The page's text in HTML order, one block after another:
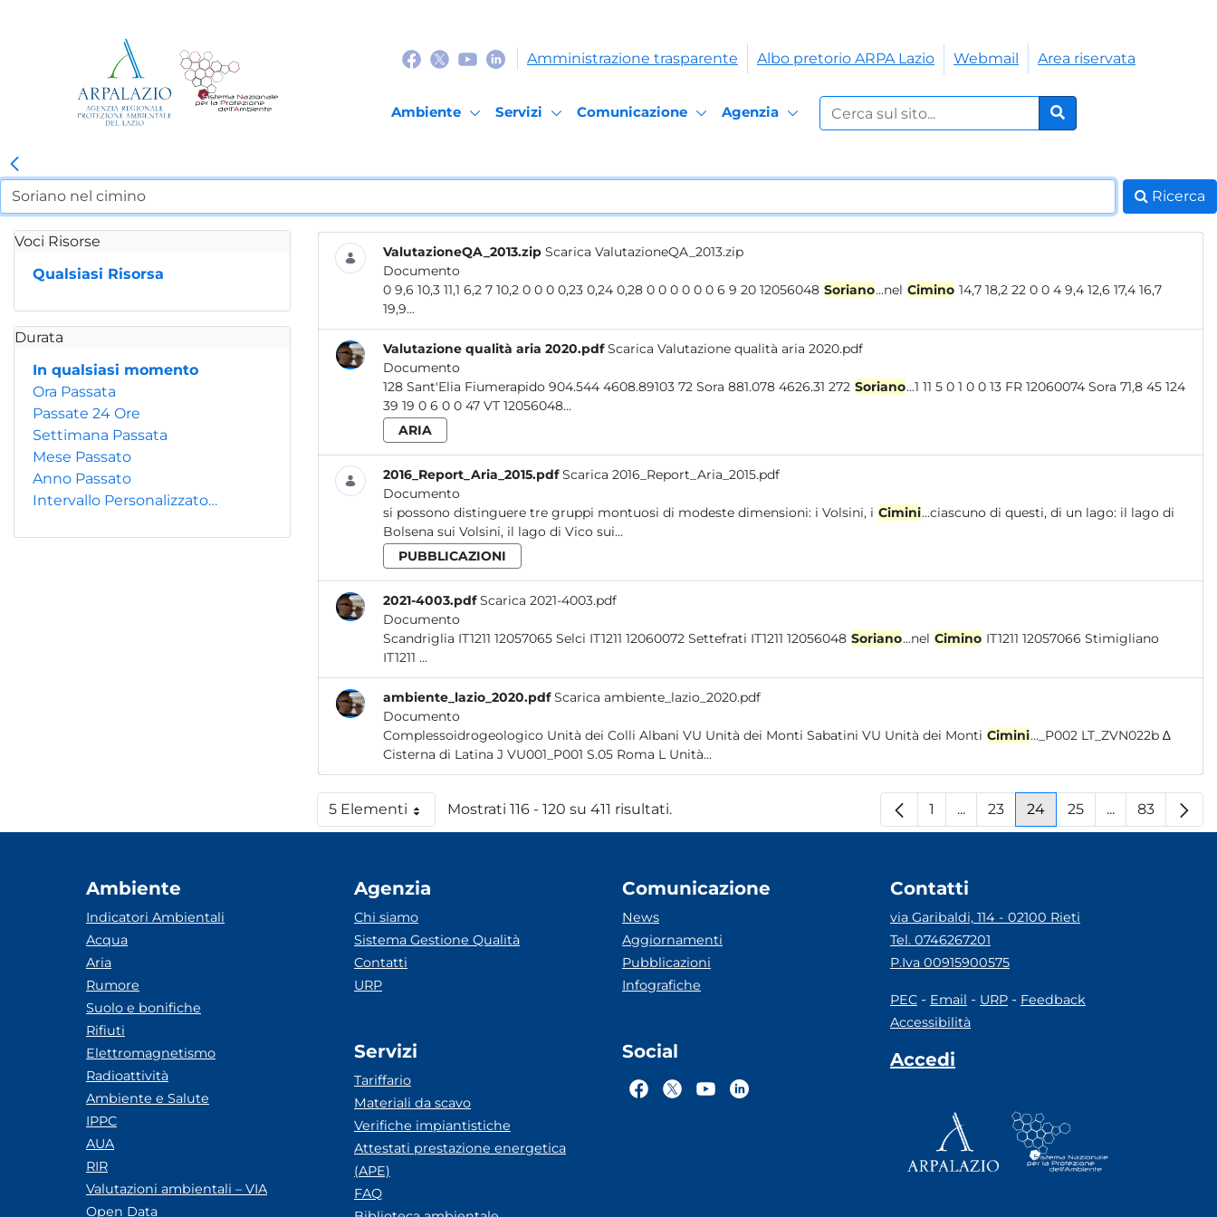
Amministrazione trasparente Albo pretorio ARPA Lazio Webmail Area riservata
Ambiente Servizi Comunicazione Agenzia
Cerca nel sito:
Cerca
Ricerca
Voci Risorse
Qualsiasi Risorsa
Durata
In qualsiasi momento
Ora Passata
Passate 24 Ore
Settimana Passata
Mese Passato
Anno Passato
Intervallo Personalizzato…
ValutazioneQA_2013.zip Scarica ValutazioneQA_2013.zip
Documento
0 9,6 10,3 11,1 6,2 7 10,2 0 0 0 0,23 0,24 0,28 0 0 0 0 0 0 6 9 20 12056048 Soriano...nel Cimino
19,9...
Valutazione qualità aria 2020.pdf Scarica Valutazione qualità aria 2020.pdf
Documento
128 Sant'Elia Fiumerapido 904.544 4608.89103 72 Sora 881.078 4626.31 272 Soriano...1 11 5 0 1 0 0 13 FR 12060074 Sora 71,8 45 124
39 19 0 6 0 0 47 VT 12056048...
ARIA
2016_Report_Aria_2015.pdf Scarica 2016_Report_Aria_2015.pdf
Documento
si possono distinguere tre gruppi montuosi di modeste dimensioni: i Volsini, i Cimini...ciascuno di questi, di un lago: il lago di
Bolsena sui Volsini, il lago di Vico sui...
PUBBLICAZIONI
2021-4003.pdf Scarica 2021-4003.pdf
Documento
Scandriglia IT1211 12057065 Selci IT1211 12060072 Settefrati IT1211 12056048 Soriano...nel Cimino
IT1211 ...
ambiente_lazio_2020.pdf Scarica ambiente_lazio_2020.pdf
Documento
Complessoidrogeologico Unità dei Colli Albani VU Unità dei Monti Sabatini VU Unità dei Monti Cimini..._P002 LT_ZVN022b ∆
Cisterna di Latina J VU001_P001 S.05 Roma L Unità...
5 ElementiPer paginaMostrati 116 - 120 su 411 risultati. Pagina
1 ...Pagine intermedie
Pagina
23 Pagina
24 Pagina
25 ...PaginePagina
83
Ambiente
Indicatori Ambientali
Acqua
Aria
Rumore
Suolo e bonifiche
Rifiuti
Elettromagnetismo
Radioattività
Ambiente e Salute
IPPC
AUA
RIR
Valutazioni ambientali – VIA
Open Data
Agenzia
Chi siamo
Sistema Gestione Qualità
Contatti
URP
Servizi
Tariffario
Materiali da scavo
Verifiche impiantistiche
Attestati prestazione energetica
(APE)
FAQ
Comunicazione
News
Aggiornamenti
Pubblicazioni
Infografiche
Social
Contatti
via Garibaldi, 114 - 02100 Rieti
Tel. 0746267201
P.Iva 00915900575
PEC - Email - URP - Feedback
Accessibilità
Accedi